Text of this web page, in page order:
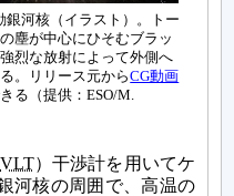
銀河核（イラスト）。トー
塵が中心にひそむブラッ
烈な放射によって外側へ
。リリース元からCG動画
る（提供：ESO/M.
VLT）干渉計を用いてケ
河核の周囲で、高温の